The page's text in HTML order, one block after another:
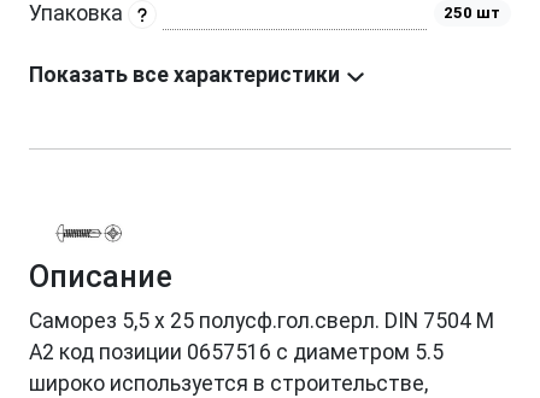
Упаковка 250 шт
Показать все характеристики
Описание
Саморез 5,5 х 25 полусф.гол.сверл. DIN 7504 M
A2 код позиции 0657516 с диаметром 5.5
широко используется в строительстве,